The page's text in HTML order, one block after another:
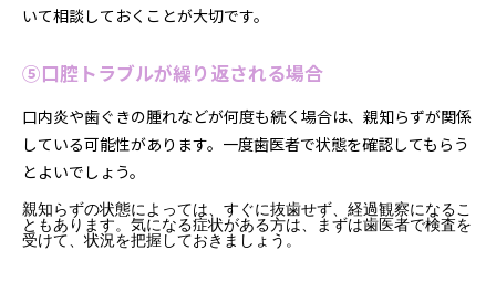
いて相談しておくことが大切です。
⑤口腔トラブルが繰り返される場合
口内炎や歯ぐきの腫れなどが何度も続く場合は、親知らずが関係
している可能性があります。一度歯医者で状態を確認してもらう
とよいでしょう。
親知らずの状態によっては、すぐに抜歯せず、経過観察になるこ
ともあります。気になる症状がある方は、まずは歯医者で検査を
受けて、状況を把握しておきましょう。